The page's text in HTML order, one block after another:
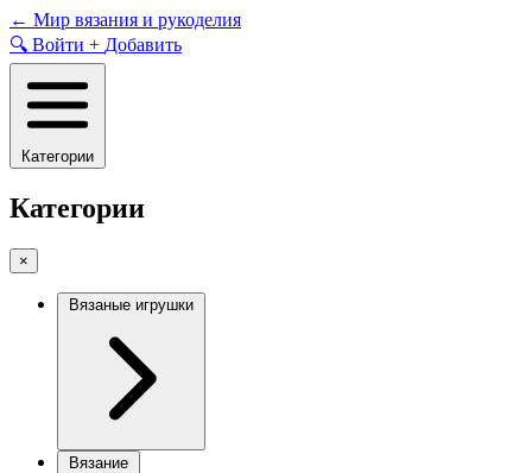
Skip
to
content
← Мир вязания и рукоделия
🔍 Войти + Добавить
Категории
Категории
×
Вязаные игрушки
Вязание